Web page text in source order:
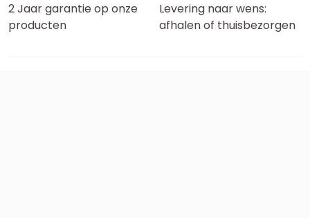
2 Jaar garantie op onze
producten
Levering naar wens:
afhalen of thuisbezorgen